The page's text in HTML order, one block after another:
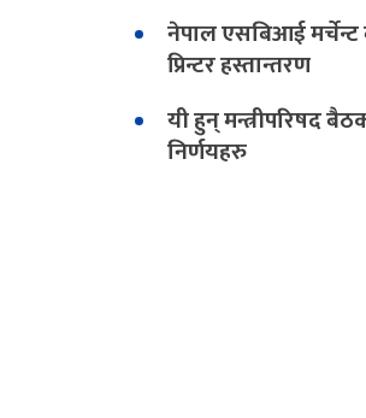
नेपाल एसबिआई मर्चेन्ट
प्रिन्टर हस्तान्तरण
यी हुन् मन्त्रीपरिषद
निर्णयहरु